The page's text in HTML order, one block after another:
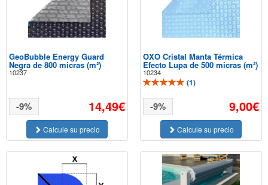
GeoBubble Energy Guard
Negra de 800 micras (m²)
10237
14,49€
-9%
Calcule su precio
OXO Cristal Manta Térmica
Efecto Lupa de 500 micras (m²)
10234
(1)
9,00€
-9%
Calcule su precio